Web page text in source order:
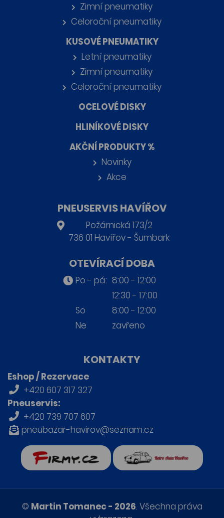
Zimní pneumatiky
Celoroční pneumatiky
KUSOVÉ PNEUMATIKY
Letní pneumatiky
Zimní pneumatiky
Celoroční pneumatiky
OCELOVÉ DISKY
HLINÍKOVÉ DISKY
AKČNÍ PRODUKTY %
Novinky
Akce
PNEUSERVIS HAVÍŘOV
Požárnická 173/2
736 01 Havířov - Šumbark
OTEVÍRACÍ DOBA
Po - pá: 8:00 - 12:00
12:30 - 17:00
So
8:00 - 12:00
Ne
zavřeno
KONTAKTY
Eshop / Rezervace
+420 607 317 327
Pneuservis:
+420 739 707 607
pneubazar-havirov@seznam.cz
Retro auta Havířov
© Martin Tomanec - 2026. Všechna práva